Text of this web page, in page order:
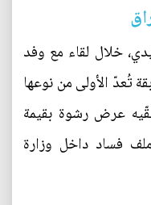
خلال لقاء مع وفد
تُعدّ الأولى من نوعها
عرض رشوة بقيمة
ملف فساد داخل وزارة